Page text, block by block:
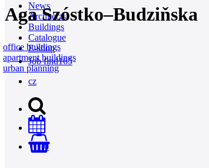
News
Architects
Buildings
Catalogue
E-shop
Job find165
cz
0
Aga Szóstko–Budziňska
office buildings
apartment buildings
urban planning